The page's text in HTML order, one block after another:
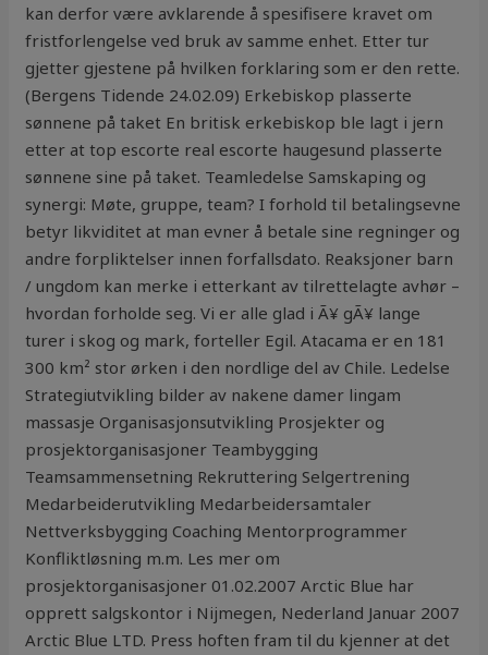
kan derfor være avklarende å spesifisere kravet om
fristforlengelse ved bruk av samme enhet. Etter tur
gjetter gjestene på hvilken forklaring som er den rette.
(Bergens Tidende 24.02.09) Erkebiskop plasserte
sønnene på taket En britisk erkebiskop ble lagt i jern
etter at top escorte real escorte haugesund plasserte
sønnene sine på taket. Teamledelse Samskaping og
synergi: Møte, gruppe, team? I forhold til betalingsevne
betyr likviditet at man evner å betale sine regninger og
andre forpliktelser innen forfallsdato. Reaksjoner barn
/ ungdom kan merke i etterkant av tilrettelagte avhør –
hvordan forholde seg. Vi er alle glad i Ã¥ gÃ¥ lange
turer i skog og mark, forteller Egil. Atacama er en 181
300 km² stor ørken i den nordlige del av Chile. Ledelse
Strategiutvikling bilder av nakene damer lingam
massasje Organisasjonsutvikling Prosjekter og
prosjektorganisasjoner Teambygging
Teamsammensetning Rekruttering Selgertrening
Medarbeiderutvikling Medarbeidersamtaler
Nettverksbygging Coaching Mentorprogrammer
Konfliktløsning m.m. Les mer om
prosjektorganisasjoner 01.02.2007 Arctic Blue har
opprett salgskontor i Nijmegen, Nederland Januar 2007
Arctic Blue LTD. Press hoften fram til du kjenner at det